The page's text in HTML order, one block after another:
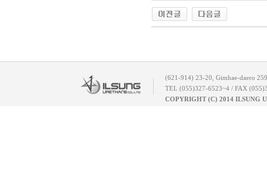
(621-914) 23-20, Gimhae-daero
TEL (055)327-6523~4 / FAX
COPYRIGHT (C) 2014 ILSUNG